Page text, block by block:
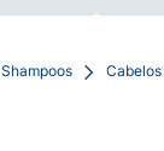
Shampoos